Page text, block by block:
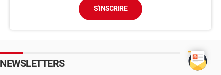
S'INSCRIRE
NEWSLETTERS